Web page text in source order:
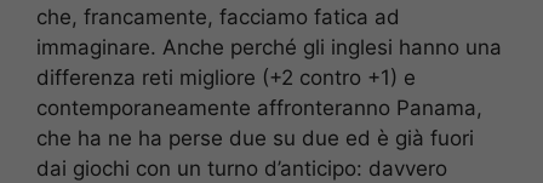
che, francamente, facciamo fatica ad
immaginare. Anche perché gli inglesi hanno una
differenza reti migliore (+2 contro +1) e
contemporaneamente affronteranno Panama,
che ha ne ha perse due su due ed è già fuori
dai giochi con un turno d’anticipo: davvero